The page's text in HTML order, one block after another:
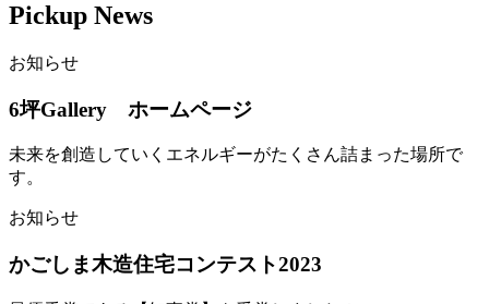
Pickup News
お知らせ
6坪Gallery ホームページ
未来を創造していくエネルギーがたくさん詰まった場所で
す。
お知らせ
かごしま木造住宅コンテスト2023